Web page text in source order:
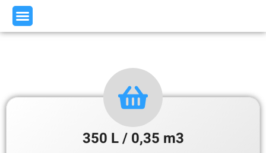
350 L / 0,35 m3